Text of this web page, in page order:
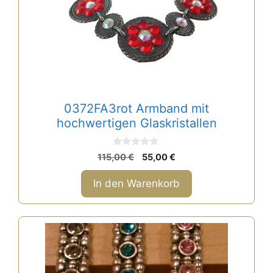
0372FA3rot Armband mit
hochwertigen Glaskristallen
0
v
o
n
5
115,00€
Ursprünglicher
Preis
war:
115,00 €
55,00€
Preis
ist:
55,00 €.
In den Warenkorb
Dieses
Produkt
weist